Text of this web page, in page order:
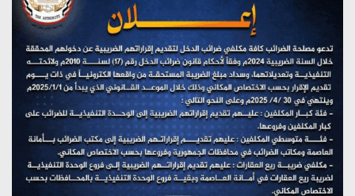
(نحن لا نهزم) بث مباشر
يوليو 28, 2026
تستمعون لبرنامج (هندسة الوهم)
يوليو 28, 2026
مؤتمر صحفي لمركز عين الإنسانية حول جرائم تحالف العدوان
على اليمن
يوليو 27, 2026